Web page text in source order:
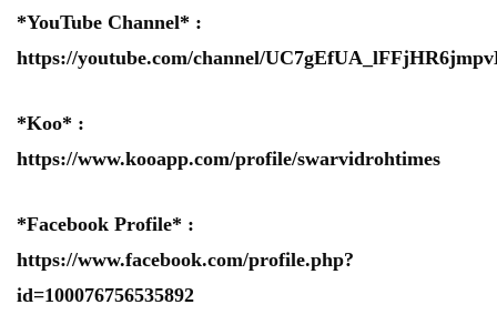
*YouTube Channel* :
https://youtube.com/channel/
*Koo* :
https://www.kooapp.com/profile/swarvidrohtimes
*Facebook Profile* :
https://www.facebook.com/profile.php?
id=100076756535892